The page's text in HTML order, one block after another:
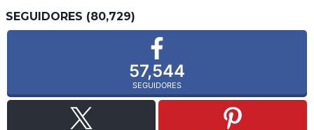
SEGUIDORES (80,729)
57,544
SEGUIDORES